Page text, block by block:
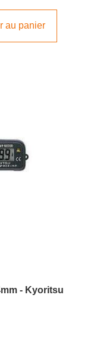
au panier
- Kyoritsu